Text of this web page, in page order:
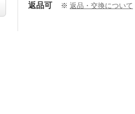
返品可 ※ 返品・交換について